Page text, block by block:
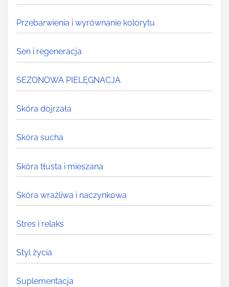
Przebarwienia i wyrównanie kolorytu
Sen i regeneracja
SEZONOWA PIELĘGNACJA
Skóra dojrzała
Skóra sucha
Skóra tłusta i mieszana
Skóra wrażliwa i naczynkowa
Stres i relaks
Styl życia
Suplementacja